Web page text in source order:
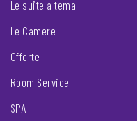
Le suite a tema
Le Camere
Offerte
Room Service
SPA